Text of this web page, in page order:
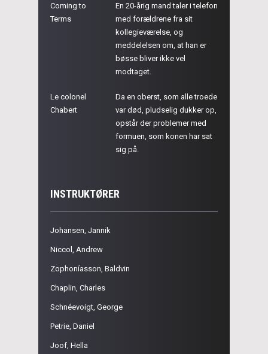
Coming to
Terms
En 20-årig mand taler i telefon
med forældrene fra sit
kollegieværelse, og
meddelelsen om, at han er
bøsse bliver ikke vel
modtaget.
Le colonel
Chabert
Da en oberst, som alle troede
var død, pludselig dukker op,
opstår der problemer med
formuen, som konen har sat
sig på.
INSTRUKTØRER
Johansen, Jannik
Niccol, Andrew
Zophoníasson, Baldvin
Chaplin, Charles
Schnéevoigt, George
Petrie, Daniel
Joof, Hella